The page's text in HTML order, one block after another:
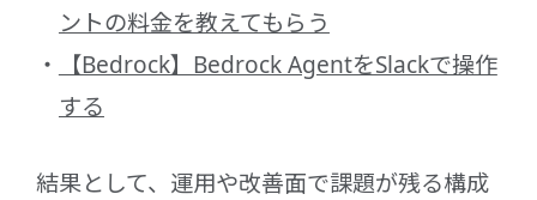
ントの料金を教えてもらう
【Bedrock】Bedrock AgentをSlackで操作
する
結果として、運用や改善面で課題が残る構成